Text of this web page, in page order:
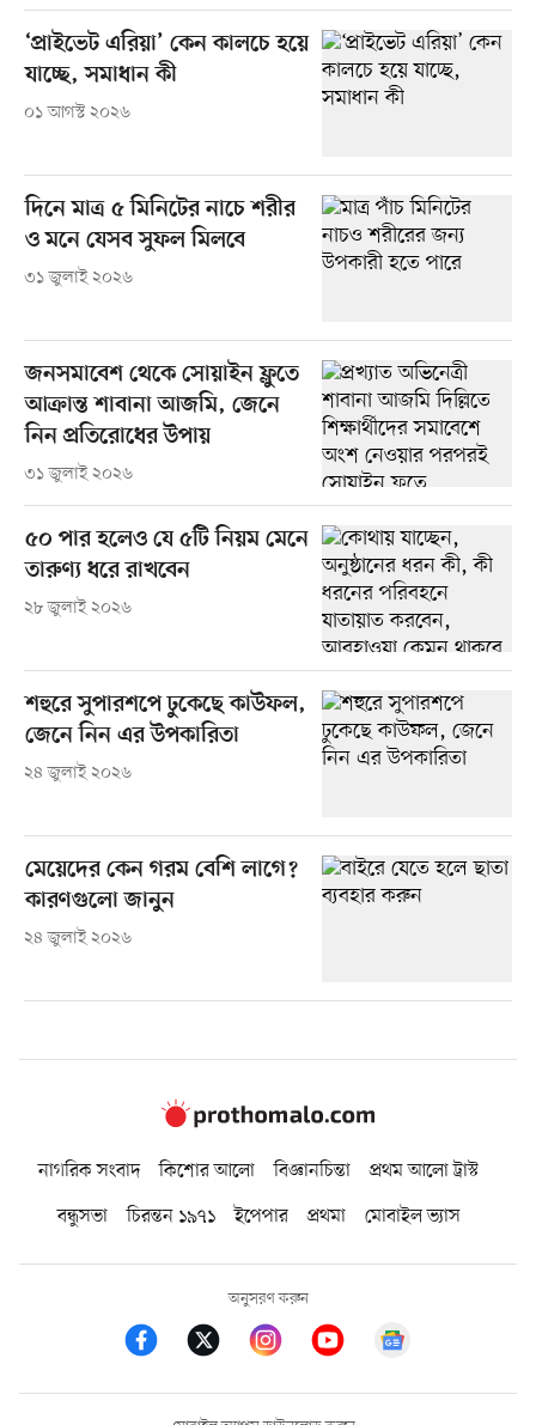
‘প্রাইভেট এরিয়া’ কেন কালচে হয়ে
যাচ্ছে, সমাধান কী
০১ আগস্ট ২০২৬
দিনে মাত্র ৫ মিনিটের নাচে শরীর
ও মনে যেসব সুফল মিলবে
৩১ জুলাই ২০২৬
জনসমাবেশ থেকে সোয়াইন ফ্লুতে
আক্রান্ত শাবানা আজমি, জেনে
নিন প্রতিরোধের উপায়
৩১ জুলাই ২০২৬
৫০ পার হলেও যে ৫টি নিয়ম মেনে
তারুণ্য ধরে রাখবেন
২৮ জুলাই ২০২৬
শহুরে সুপারশপে ঢুকেছে কাউফল,
জেনে নিন এর উপকারিতা
২৪ জুলাই ২০২৬
মেয়েদের কেন গরম বেশি লাগে?
কারণগুলো জানুন
২৪ জুলাই ২০২৬
নাগরিক সংবাদ কিশোর আলো বিজ্ঞানচিন্তা
প্রথম আলো ট্রাস্ট
বন্ধুসভা
চিরন্তন ১৯৭১ ইপেপার প্রথমা মোবাইল ভ্যাস
অনুসরণ করুন